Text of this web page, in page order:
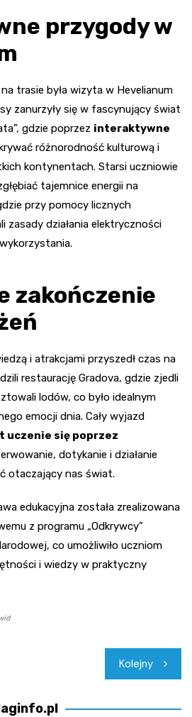
przygody w
trasie była wizyta w Hevelianum
zanurzyły się w fascynujący świat
gdzie poprzez interaktywne
różnorodność kulturową i
kontynentach. Starsi uczniowie
tajemnice energii na
przy pomocy licznych
zasady działania elektryczności
zakończenie
i atrakcjami przyszedł czas na
restaurację Gradova, gdzie zjedli
lodów, co było idealnym
emocji dnia. Cały wyjazd
uczenie się poprzez
dotykanie i działanie
otaczający nas świat.
edukacyjna została zrealizowana
z programu „Odkrywcy”
co umożliwiło uczniom
i wiedzy w praktyczny
Kolejny